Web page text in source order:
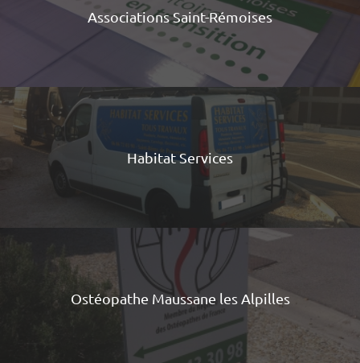
Associations Saint-Rémoises
Habitat Services
Ostéopathe Maussane les Alpilles